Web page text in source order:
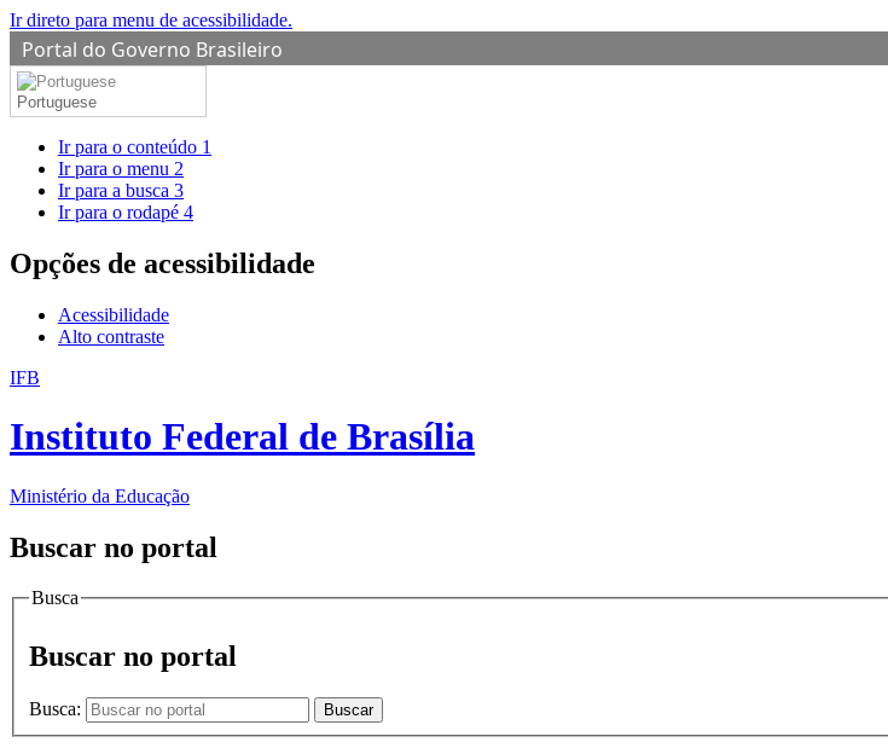
Ir direto para menu de acessibilidade.
Portal do Governo Brasileiro
Portuguese
Ir para o conteúdo 1
Ir para o menu 2
Ir para a busca 3
Ir para o rodapé 4
Opções de acessibilidade
Acessibilidade
Alto contraste
IFB
Instituto Federal de Brasília
Ministério da Educação
Buscar no portal
Busca
Buscar no portal
Busca: Buscar